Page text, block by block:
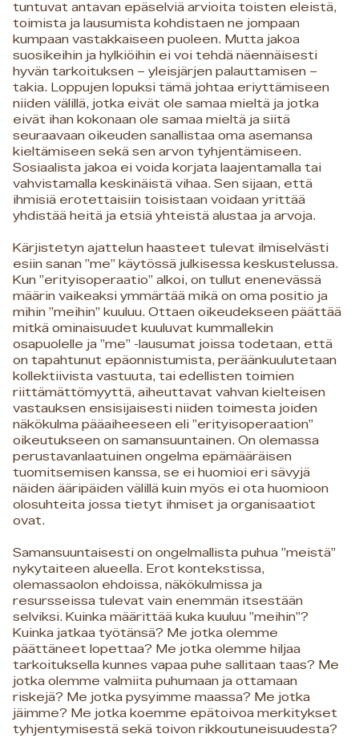
tuntuvat antavan epäselviä arvioita toisten eleistä,
toimista ja lausumista kohdistaen ne jompaan
kumpaan vastakkaiseen puoleen. Mutta jakoa
suosikeihin ja hylkiöihin ei voi tehdä näennäisesti
hyvän tarkoituksen – yleisjärjen palauttamisen –
takia. Loppujen lopuksi tämä johtaa eriyttämiseen
niiden välillä, jotka eivät ole samaa mieltä ja jotka
eivät ihan kokonaan ole samaa mieltä ja siitä
seuraavaan oikeuden sanallistaa oma asemansa
kieltämiseen sekä sen arvon tyhjentämiseen.
Sosiaalista jakoa ei voida korjata laajentamalla tai
vahvistamalla keskinäistä vihaa. Sen sijaan, että
ihmisiä erotettaisiin toisistaan voidaan yrittää
yhdistää heitä ja etsiä yhteistä alustaa ja arvoja.
Kärjistetyn ajattelun haasteet tulevat ilmiselvästi
esiin sanan ”me” käytössä julkisessa keskustelussa.
Kun ”erityisoperaatio” alkoi, on tullut enenevässä
määrin vaikeaksi ymmärtää mikä on oma positio ja
mihin ”meihin” kuuluu. Ottaen oikeudekseen päättää
mitkä ominaisuudet kuuluvat kummallekin
osapuolelle ja ”me” -lausumat joissa todetaan, että
on tapahtunut epäonnistumista, peräänkuulutetaan
kollektiivista vastuuta, tai edellisten toimien
riittämättömyyttä, aiheuttavat vahvan kielteisen
vastauksen ensisijaisesti niiden toimesta joiden
näkökulma pääaiheeseen eli ”erityisoperaation”
oikeutukseen on samansuuntainen. On olemassa
perustavanlaatuinen ongelma epämääräisen
tuomitsemisen kanssa, se ei huomioi eri sävyjä
näiden ääripäiden välillä kuin myös ei ota huomioon
olosuhteita jossa tietyt ihmiset ja organisaatiot
ovat.
Samansuuntaisesti on ongelmallista puhua ”meistä”
nykytaiteen alueella. Erot kontekstissa,
olemassaolon ehdoissa, näkökulmissa ja
resursseissa tulevat vain enemmän itsestään
selviksi. Kuinka määrittää kuka kuuluu ”meihin”?
Kuinka jatkaa työtänsä? Me jotka olemme
päättäneet lopettaa? Me jotka olemme hiljaa
tarkoituksella kunnes vapaa puhe sallitaan taas? Me
jotka olemme valmiita puhumaan ja ottamaan
riskejä? Me jotka pysyimme maassa? Me jotka
jäimme? Me jotka koemme epätoivoa merkitykset
tyhjentymisestä sekä toivon rikkoutuneisuudesta?